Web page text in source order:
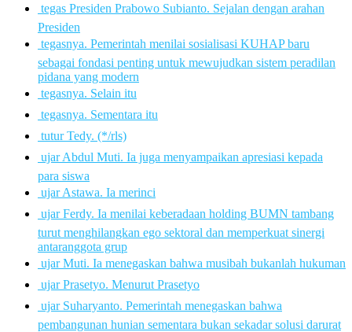
 tegas Presiden Prabowo Subianto. Sejalan dengan arahan
Presiden
 tegasnya. Pemerintah menilai sosialisasi KUHAP baru
sebagai fondasi penting untuk mewujudkan sistem peradilan
pidana yang modern
 tegasnya. Selain itu
 tegasnya. Sementara itu
 tutur Tedy. (*/rls)
 ujar Abdul Muti. Ia juga menyampaikan apresiasi kepada
para siswa
 ujar Astawa. Ia merinci
 ujar Ferdy. Ia menilai keberadaan holding BUMN tambang
turut menghilangkan ego sektoral dan memperkuat sinergi
antaranggota grup
 ujar Muti. Ia menegaskan bahwa musibah bukanlah hukuman
 ujar Prasetyo. Menurut Prasetyo
 ujar Suharyanto. Pemerintah menegaskan bahwa
pembangunan hunian sementara bukan sekadar solusi darurat